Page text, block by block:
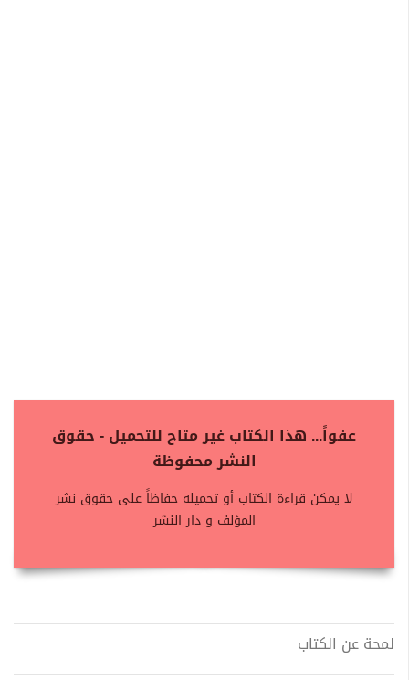
عفواً... هذا الكتاب غير متاح للتحميل - حقوق
النشر محفوظة
لا يمكن قراءة الكتاب أو تحميله حفاظاً على حقوق نشر
المؤلف و دار النشر
لمحة عن الكتاب